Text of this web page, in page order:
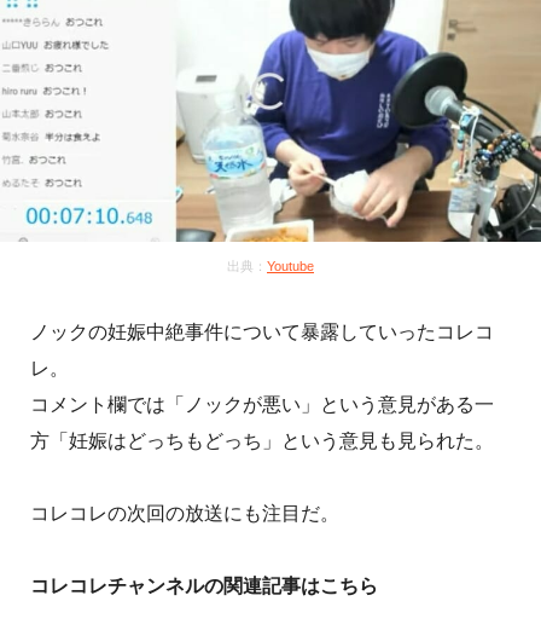
出典： Youtube
ノックの妊娠中絶事件について暴露していったコレコ
レ。
コメント欄では「ノックが悪い」という意見がある一
方「妊娠はどっちもどっち」という意見も見られた。
コレコレの次回の放送にも注目だ。
コレコレチャンネルの関連記事はこちら